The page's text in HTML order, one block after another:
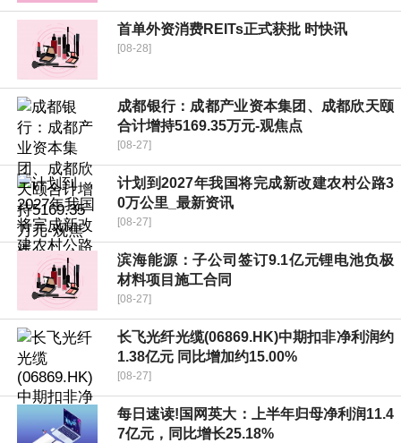
首单外资消费REITs正式获批 时快讯
[08-28]
成都银行：成都产业资本集团、成都欣天颐
合计增持5169.35万元-观焦点
[08-27]
计划到2027年我国将完成新改建农村公路3
0万公里_最新资讯
[08-27]
滨海能源：子公司签订9.1亿元锂电池负极
材料项目施工合同
[08-27]
长飞光纤光缆(06869.HK)中期扣非净利润约
1.38亿元 同比增加约15.00%
[08-27]
每日速读!国网英大：上半年归母净利润11.4
7亿元，同比增长25.18%